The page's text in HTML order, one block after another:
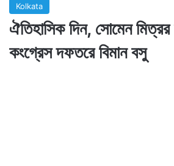
Kolkata
ঐতিহাসিক দিন, সোমেন
কংগ্রেস দফতরে বিমান বসু